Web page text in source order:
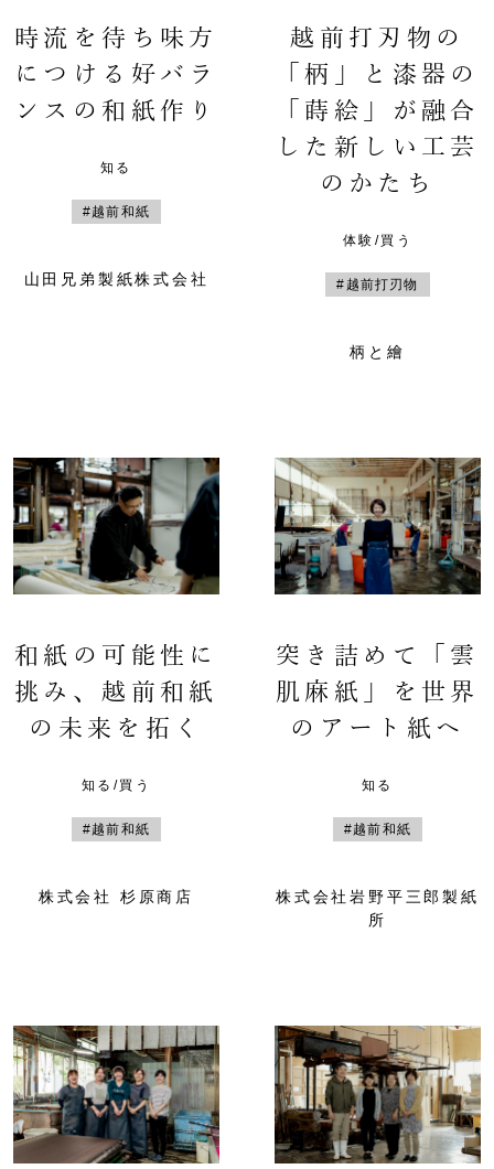
時流を待ち味方
につける好バラ
ンスの和紙作り
知る
#越前和紙
山田兄弟製紙株式会社
越前打刃物の
「柄」と漆器の
「蒔絵」が融合
した新しい工芸
のかたち
体験/買う
#越前打刃物
柄と繪
和紙の可能性に
挑み、越前和紙
の未来を拓く
知る/買う
#越前和紙
株式会社 杉原商店
突き詰めて「雲
肌麻紙」を世界
のアート紙へ
知る
#越前和紙
株式会社岩野平三郎製紙
所